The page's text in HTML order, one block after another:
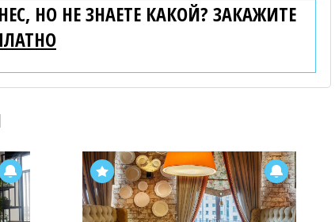
НО НЕ ЗНАЕТЕ КАКОЙ? ЗАКАЖИТЕ